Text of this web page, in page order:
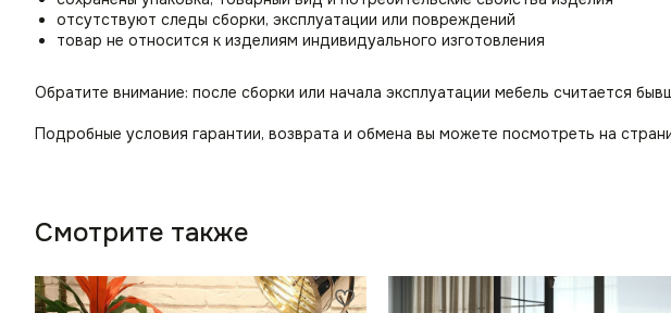
отсутствуют следы сборки, эксплуатации или повреждений
товар не относится к изделиям индивидуального изготовления
Обратите внимание: после сборки или начала эксплуатации мебель считается
Подробные условия гарантии, возврата и обмена вы можете посмотреть на
Смотрите также